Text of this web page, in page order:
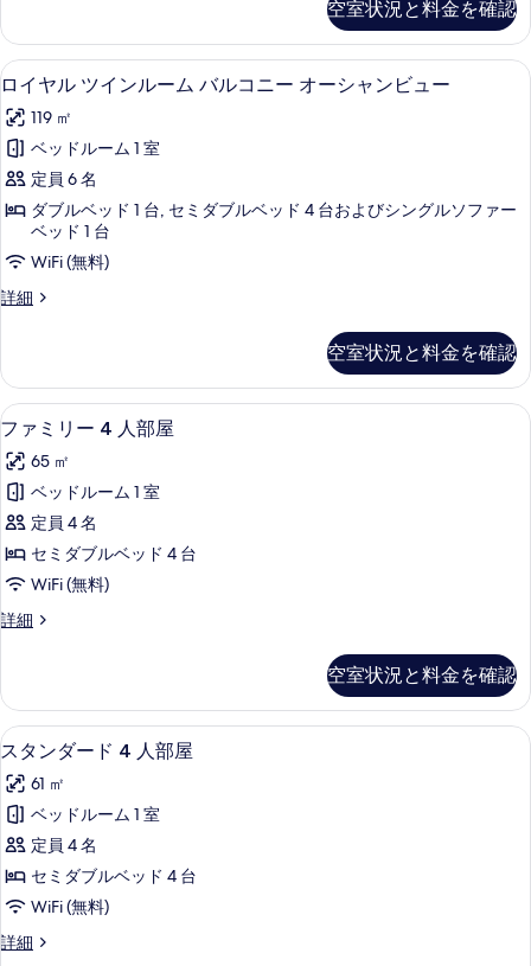
す
る
ー
の
す
べ
て
の
真
を
す
る
ー
の
詳
細
ル
コ
ニ
ー
オ
ー
シ
ン
ビ
の
す
べ
て
の
写
真
を
す
る
イ
ン
ル
ム
バ
コ
ニ
オ
ー
シ
ュ
ー
の
詳
細
空室状況と料金を確認
ロ
イ
ヤ
ル
ツ
イ
ン
ル
バ
ル
コ
ニ
ー
オ
ー
シ
ャ
ュ
ー
の
す
べ
て
の
写
ミニバー、セーフティボックス (室内
2
ロイヤル ツインルーム バルコニー オーシャンビュー
119 ㎡
ベッドルーム 1 室
定員 6 名
ダブルベッド 1 台, セミダブルベッド 4 台およびシングルソファー
ベッド 1 台
WiFi (無料)
詳細
ロ
ツ
イ
ン
ー
ム
ル
コ
ニ
ー
オ
ン
ビ
ュ
ー
の
詳
細
空室状況と料金を確認
フ
ァ
ミ
リ
ー
4
人
部
の
す
べ
て
の
写
真
を
表
ファミリー 4 人部屋 | ミニバー、セ
3
ファミリー 4 人部屋
65 ㎡
ベッドルーム 1 室
定員 4 名
セミダブルベッド 4 台
WiFi (無料)
詳細
フ
ー
4
人
屋
の
細
空室状況と料金を確認
ス
タ
ン
ダ
ー
ド
4
人
スタンダード 4 人部屋 | ミニバー、
2
スタンダード 4 人部屋
61 ㎡
ベッドルーム 1 室
定員 4 名
セミダブルベッド 4 台
WiFi (無料)
詳細
ス